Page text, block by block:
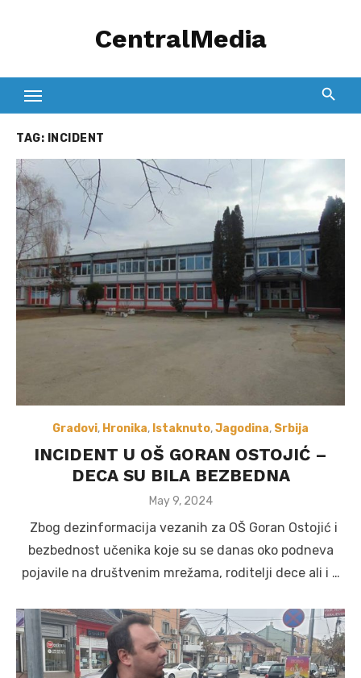
CentralMedia
TAG: INCIDENT
Gradovi, Hronika, Istaknuto,Jagodina, Srbija
INCIDENT U OŠ GORAN OSTOJIĆ –
DECA SU BILA BEZBEDNA
Posted
May 9, 2024
Zbog dezinformacija vezanih za OŠ Goran Ostojić i
bezbednost učenika koje su se danas oko podneva
pojavile na društvenim mrežama, roditelji dece ali i …